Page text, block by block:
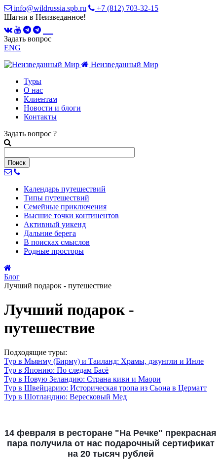
info@wildrussia.spb.ru
+7 (812) 703-32-15
Шагни в Неизведанное!
Задать вопрос
ENG
Неизведанный Мир
Туры
О нас
Клиентам
Новости и блоги
Контакты
Задать вопрос ?
Календарь путешествий
Типы путешествий
Семейные приключения
Высшие точки континентов
Активный уикенд
Дальние берега
В поисках смыслов
Родные просторы
Блог
Лучший подарок - путешествие
Лучший подарок -
путешествие
Подходящие туры:
Тур в Мьянму (Бирму) и Таиланд: Храмы, джунгли и Инле
Тур в Японию: По следам Басё
Тур в Новую Зеландию: Страна киви и Маори
Тур в Швейцарию: Историческая тропа из Сьона в Церматт
Тур в Шотландию: Вересковый Мед
14 февраля в ресторане "На Речке" прекрасная
пара получила от нас подарочный сертификат
на 20 тысяч рублей